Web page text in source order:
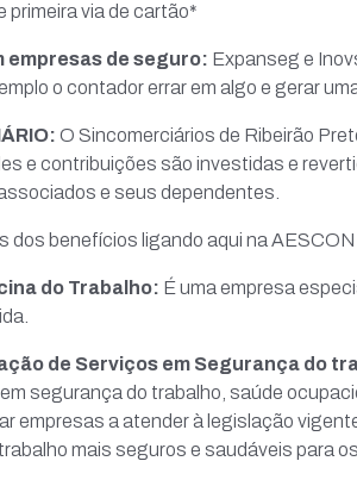
primeira via de cartão*
empresas de seguro: Expanseg e
o contador errar em algo e gerar
O Sincomerciários de Ribeirão
e contribuições são investidas e
e seus dependentes.
benefícios ligando aqui na AESCON
do Trabalho: É uma empresa
de Serviços em Segurança do
segurança do trabalho, saúde
empresas a atender à legislação
mais seguros e saudáveis para